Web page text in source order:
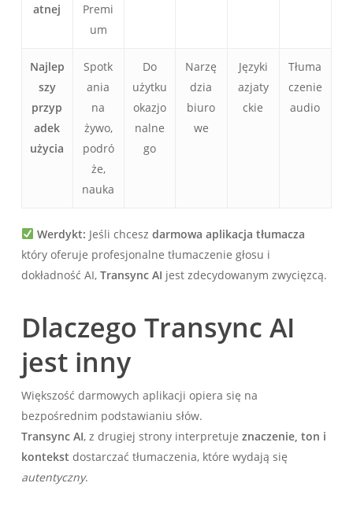
atnej
Premi
um
Najlep
szy
przyp
adek
użycia
Spotk
ania
na
żywo,
podró
że,
nauka
Do
użytku
okazjo
nalne
go
Narzę
dzia
biuro
we
Języki
azjaty
ckie
Tłuma
czenie
audio
Werdykt: Jeśli chcesz darmowa aplikacja tłumacza
który oferuje profesjonalne tłumaczenie głosu i
dokładność AI, Transync AI jest zdecydowanym zwycięzcą.
Dlaczego Transync AI
jest inny
Większość darmowych aplikacji opiera się na
bezpośrednim podstawianiu słów.
Transync AI, z drugiej strony interpretuje znaczenie, ton i
kontekst dostarczać tłumaczenia, które wydają się
autentyczny.